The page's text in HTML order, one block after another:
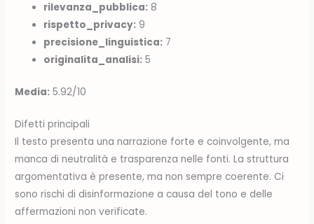
rilevanza_pubblica: 8
rispetto_privacy: 9
precisione_linguistica: 7
originalita_analisi: 5
Media: 5.92/10
Difetti principali
Il testo presenta una narrazione forte e coinvolgente, ma
manca di neutralità e trasparenza nelle fonti. La struttura
argomentativa è presente, ma non sempre coerente. Ci
sono rischi di disinformazione a causa del tono e delle
affermazioni non verificate.